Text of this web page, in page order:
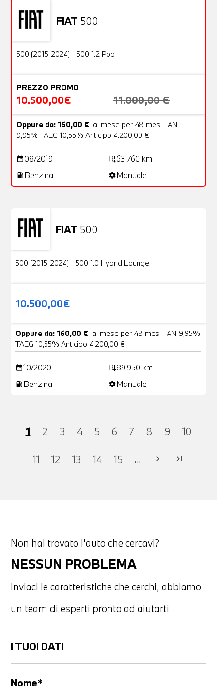
FIAT 500
OFFERTA
Usato
500 (2015-2024) - 500 1.2 Pop
PREZZO PROMO
10.500,00€ 11.000,00 €
Oppure da: 160,00 € al mese per 48 mesi TAN
9,95% TAEG 10,55% Anticipo 4.200,00 €
date_range08/2019 add_road63.760 km
local_gas_station Benzina settingsManuale
FIAT 500
Usato
500 (2015-2024) - 500 1.0 Hybrid Lounge
10.500,00€
Oppure da: 160,00 € al mese per 48 mesi TAN 9,95%
TAEG 10,55% Anticipo 4.200,00 €
date_range10/2020 add_road89.950 km
local_gas_station Benzina settingsManuale
1 2 3 4 5 6 7 8 9 10
11 12 13 14 15 ... chevron_right last_page
Non hai trovato l'auto che cercavi?
NESSUN PROBLEMA
Inviaci le caratteristiche che cerchi, abbiamo
un team di esperti pronto ad aiutarti.
I TUOI DATI
Nome*